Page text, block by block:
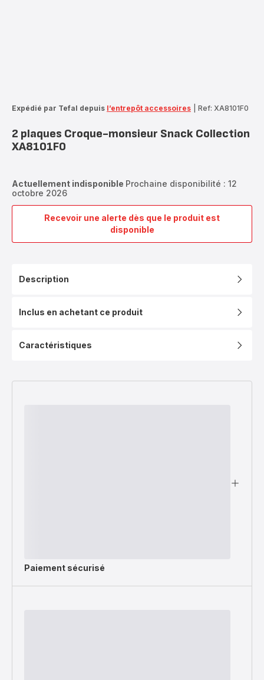
Expédié par Tefal depuis l’entrepôt accessoires Ref: XA8101F0
2 plaques Croque-monsieur Snack Collection
XA8101F0
Actuellement indisponible Prochaine disponibilité : 12
octobre 2026
Recevoir une alerte dès que le produit est
disponible
2
plaques
Description
Inclus en achetant ce produit
Caractéristiques
Paiement sécurisé